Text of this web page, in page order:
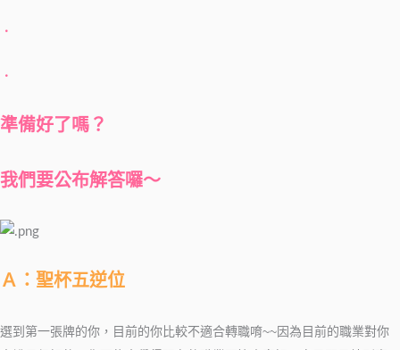
．
．
準備好了嗎？
我們要公布解答囉～
Ａ：聖杯五逆位
選到第一張牌的你，目前的你比較不適合轉職唷~~因為目前的職業對你